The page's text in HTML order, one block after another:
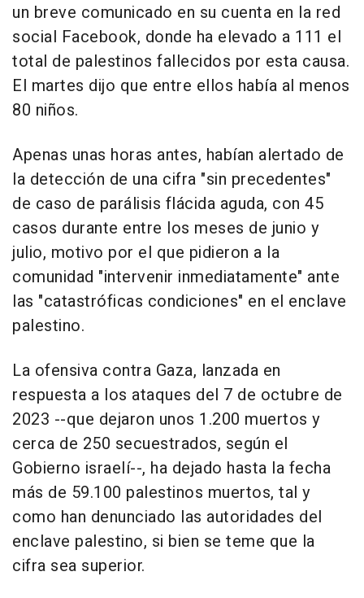
un breve comunicado en su cuenta en la red
social Facebook, donde ha elevado a 111 el
total de palestinos fallecidos por esta causa.
El martes dijo que entre ellos había al menos
80 niños.
Apenas unas horas antes, habían alertado de
la detección de una cifra "sin precedentes"
de caso de parálisis flácida aguda, con 45
casos durante entre los meses de junio y
julio, motivo por el que pidieron a la
comunidad "intervenir inmediatamente" ante
las "catastróficas condiciones" en el enclave
palestino.
La ofensiva contra Gaza, lanzada en
respuesta a los ataques del 7 de octubre de
2023 --que dejaron unos 1.200 muertos y
cerca de 250 secuestrados, según el
Gobierno israelí--, ha dejado hasta la fecha
más de 59.100 palestinos muertos, tal y
como han denunciado las autoridades del
enclave palestino, si bien se teme que la
cifra sea superior.